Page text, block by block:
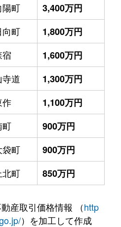
陽町
3,400万円
向町
1,800万円
1,600万円
寺道
1,300万円
作
1,100万円
町
900万円
袋町
900万円
北町 850万円
産取引価格情報 （http
）を加工して作成